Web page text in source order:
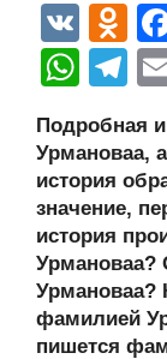
V
K
O
d
n
o
kl
a
ss
ni
ki
W
at
s
A
p
p
T
e
gr
a
m
Подробная
Урмановаа,
история
значение,
история
Урмановаа?
Урмановаа?
фамилией
пишется